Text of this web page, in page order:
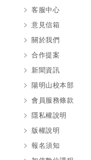
客服中心
意見信箱
關於我們
合作提案
新聞資訊
陽明山校本部
會員服務條款
隱私權說明
版權說明
報名須知